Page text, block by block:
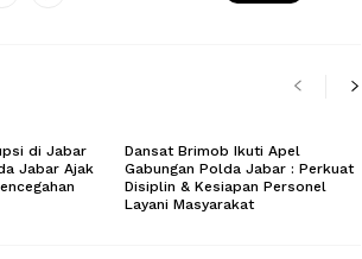
di Jabar
Jabar Ajak
Dansat Brimob Ikuti Apel
Gabungan Polda Jabar : Perkuat
Disiplin & Kesiapan Personel
Layani Masyarakat